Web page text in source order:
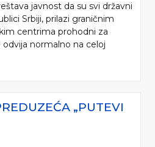
javnost da su svi državni
Srbiji, prilazi graničnim
centrima prohodni za
odvija normalno na celoj
„PUTEVI